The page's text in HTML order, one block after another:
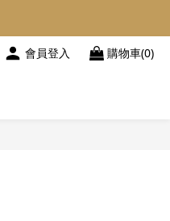
會員登入 購物車(0)